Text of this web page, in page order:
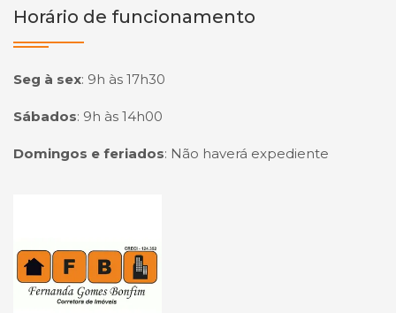
Horário de funcionamento
Seg à sex: 9h às 17h30
Sábados: 9h às 14h00
Domingos e feriados: Não haverá expediente